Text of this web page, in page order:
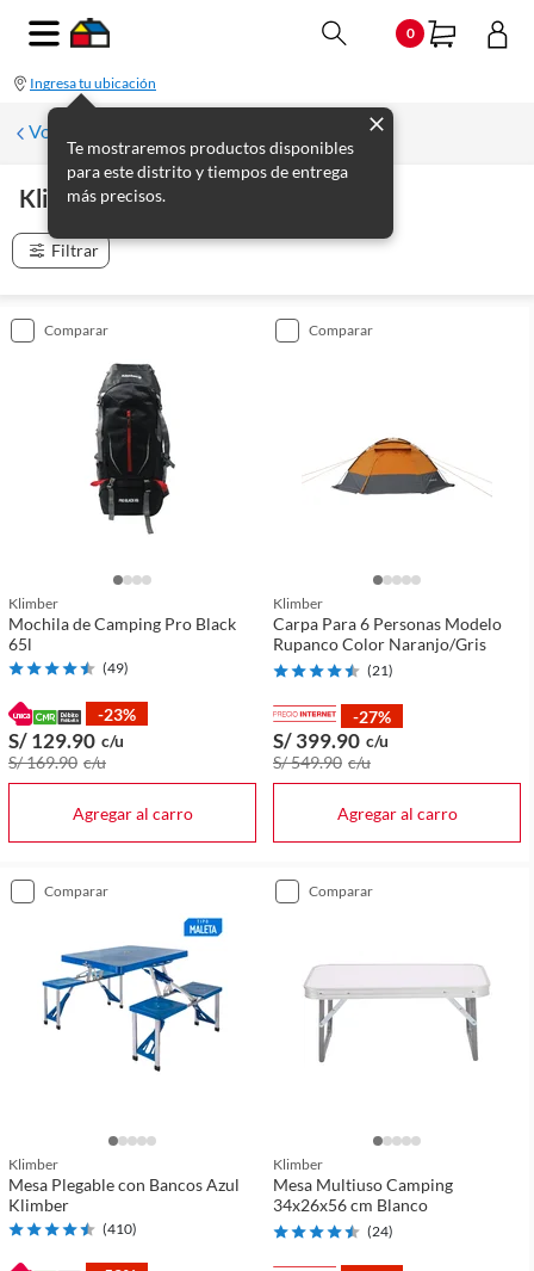
0
Ingresa tu ubicación
Te mostraremos productos disponibles
para este distrito y tiempos de entrega
más precisos.
Volver
Klimber (180productos
Filtrar
comparar
Klimber
Mochila de Camping Pro Black
65l
(49)
-23%
S/ 129.90 c/u
S/ 169.90 c/u
Agregar al carro
comparar
Klimber
Carpa Para 6 Personas Modelo
Rupanco Color Naranjo/Gris
(21)
-27%
S/ 399.90 c/u
S/ 549.90 c/u
Agregar al carro
comparar
Klimber
Mesa Plegable con Bancos Azul
Klimber
(410)
comparar
Klimber
Mesa Multiuso Camping
34x26x56 cm Blanco
(24)